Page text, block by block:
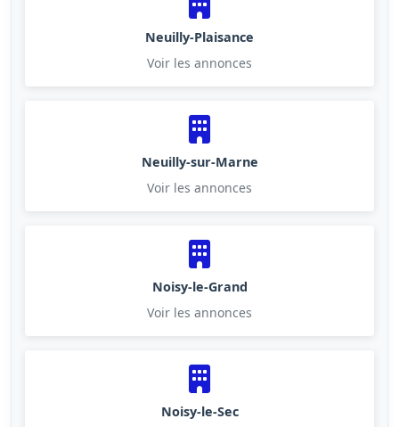
Neuilly-Plaisance
Voir les annonces
Neuilly-sur-Marne
Voir les annonces
Noisy-le-Grand
Voir les annonces
Noisy-le-Sec